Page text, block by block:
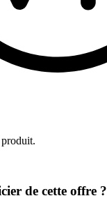
de cette offre ?